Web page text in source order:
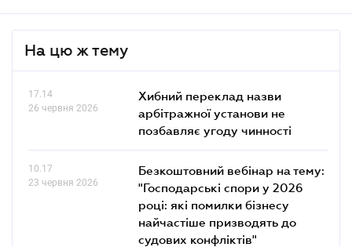
На цю ж тему
17.14
26 червня 2026
Хибний переклад назви
арбітражної установи не
позбавляє угоду чинності
10.17
23 червня 2026
Безкоштовний вебінар на тему:
"Господарські спори у 2026
році: які помилки бізнесу
найчастіше призводять до
судових конфліктів"